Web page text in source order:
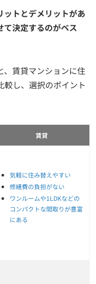
ットとデメリットがあ
て決定するのがベス
、賃貸マンションに住
較し、選択のポイント
賃貸
気軽に住み替えやすい
修繕費の負担がない
ワンルームや1LDKなどの
コンパクトな間取りが豊富
にある